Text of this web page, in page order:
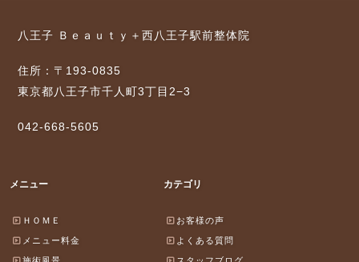
八王子 Ｂｅａｕｔｙ＋西八王子駅前整体院
住所：〒193-0835
東京都八王子市千人町3丁目2−3
042-668-5605
メニュー
ＨＯＭＥ
メニュー料金
カテゴリ
お客様の声
よくある質問